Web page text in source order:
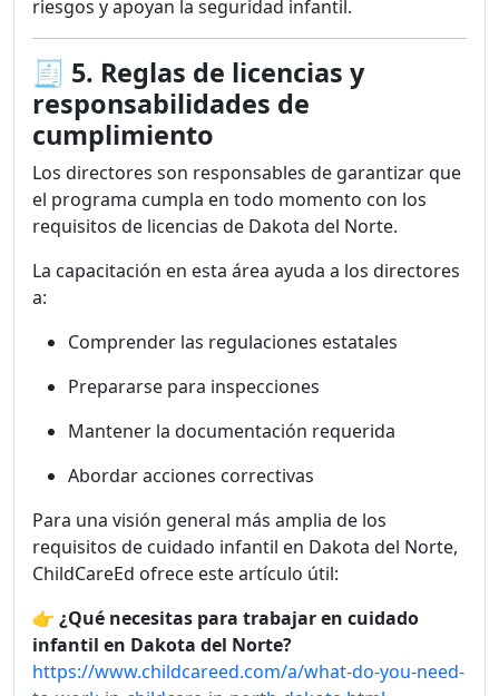
riesgos y apoyan la seguridad infantil.
🧾 5. Reglas de licencias y
responsabilidades de
cumplimiento
Los directores son responsables de garantizar que
el programa cumpla en todo momento con los
requisitos de licencias de Dakota del Norte.
La capacitación en esta área ayuda a los directores
a:
Comprender las regulaciones estatales
Prepararse para inspecciones
Mantener la documentación requerida
Abordar acciones correctivas
Para una visión general más amplia de los
requisitos de cuidado infantil en Dakota del Norte,
ChildCareEd ofrece este artículo útil:
👉 ¿Qué necesitas para trabajar en cuidado
infantil en Dakota del Norte?
https://www.childcareed.com/a/what-do-you-need-